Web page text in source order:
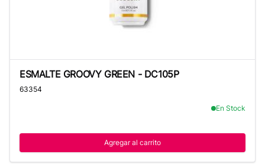
ESMALTE GROOVY GREEN - DC105P
63354
En Stock
Agregar al carrito